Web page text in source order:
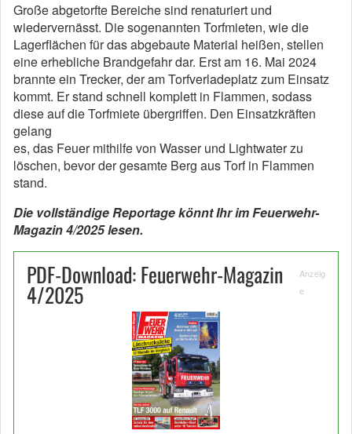
Große abgetorfte Bereiche sind renaturiert und
wiedervernässt. Die sogenannten Torfmieten, wie die
Lagerflächen für das abgebaute Material heißen, stellen
eine erhebliche Brandgefahr dar. Erst am 16. Mai 2024
brannte ein Trecker, der am Torfverladeplatz zum Einsatz
kommt. Er stand schnell komplett in Flammen, sodass
diese auf die Torfmiete übergriffen. Den Einsatzkräften
gelang
es, das Feuer mithilfe von Wasser und Lightwater zu
löschen, bevor der gesamte Berg aus Torf in Flammen
stand.
Die vollständige Reportage könnt Ihr im Feuerwehr-
Magazin 4/2025 lesen.
PDF-Download: Feuerwehr-Magazin
4/2025
Anzeig
e